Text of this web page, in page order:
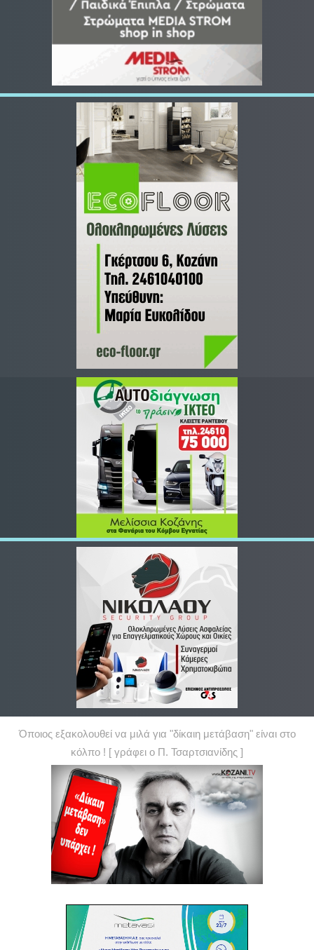
Όποιος εξακολουθεί να μιλά για "δίκαιη μετάβαση" είναι στο
κόλπο ! [ γράφει ο Π. Τσαρτσιανίδης ]